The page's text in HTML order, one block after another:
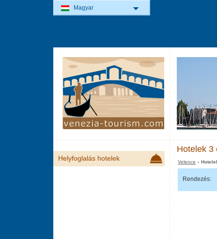
Hotelek 3
Velence ›
Rendezés:
Helyfoglalás hotelek
Magyar